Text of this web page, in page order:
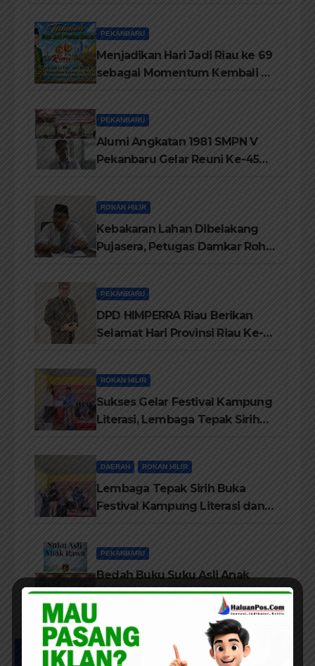
PEKANBARU
Menjadikan Hari Jadi Riau ke 69
sebagai Momentum Kembali ke
PEKANBARU
Alumi Angkatan 1981 SMPN V
Pekanbaru Gelar Reuni Ke-45
ROKAN HILIR
Kebakaran Lahan Dibelakang
Pujasera, Petugas Damkar Rohil
PEKANBARU
DPD HIMPERRA Riau Berikan
Selamat Hari Provinsi Riau Ke-
ROKAN HILIR
Sukses Gelar Festival Kampung
Literasi, Lembaga Tepak Sirih
DAERAH ROKAN HILIR
Lembaga Tepak Sirih Buka
Festival Kampung Literasi dan
PEKANBARU
Bedah Buku Suku Asli Anak
Rawa: Merawat Identitas dan
Kepastian Hukum Masyarakat
Adat
UCAPAN IKLAN HUT RIAU KE-69